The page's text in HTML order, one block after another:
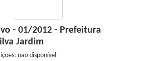
- 01/2012 - Prefeitura
Jardim
não disponível